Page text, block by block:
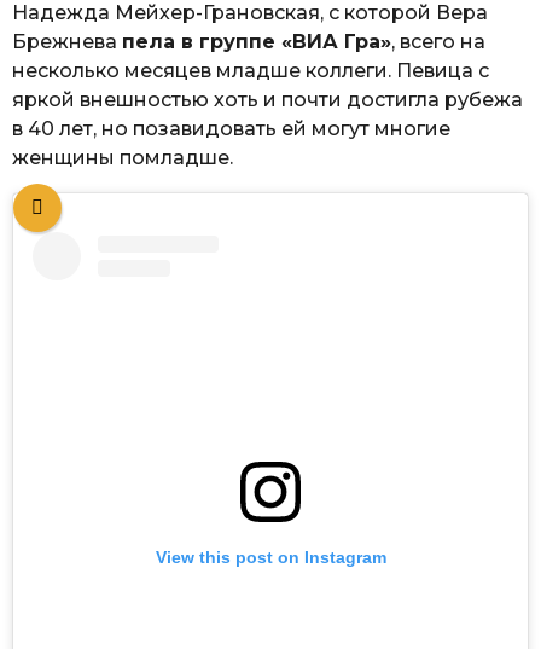
Надежда Мейхер-Грановская, с которой Вера
Брежнева пела в группе «ВИА Гра», всего на
несколько месяцев младше коллеги. Певица с
яркой внешностью хоть и почти достигла рубежа
в 40 лет, но позавидовать ей могут многие
женщины помладше.
View this post on Instagram